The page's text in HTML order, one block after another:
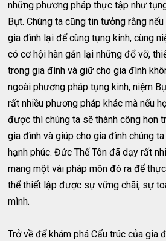
những phương pháp thực tập như
Bụt. Chúng ta cũng tin tưởng rằng
gia đình lại để cùng tụng kinh, cùng
có cơ hội hàn gắn lại những đổ vỡ,
trong gia đình và giữ cho gia đình
ngoài phương pháp tụng kinh, niệm
rất nhiều phương pháp khác mà nếu
được thì chúng ta sẽ thành công hơn
gia đình và giúp cho gia đình chúng
hạnh phúc. Đức Thế Tôn đã dạy rất
mang một vài pháp môn đó ra để
thể thiết lập được sự vững chãi, sự
mình.
Trở về để khám phá Cấu trúc của gia